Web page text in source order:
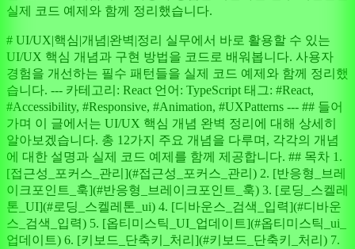
실제 코드 예제와 함께 정리했습니다.
# UI/UX|핵심|개념|완벽|정리 실무에서 바로 활용할 수 있는
UI/UX 핵심 개념과 구현 방법을 코드로 배워봅니다. 사용자
경험을 개선하는 필수 패턴들을 실제 코드 예제와 함께 정리했
습니다. --- 카테고리: React 언어: TypeScript 태그: #React,
#Accessibility, #Responsive, #Animation, #UXPatterns --- ## 들어
가며 이 글에서는 UI/UX 핵심 개념 완벽 정리에 대해 상세히
알아보겠습니다. 총 12가지 주요 개념을 다루며, 각각의 개념
에 대한 설명과 실제 코드 예제를 함께 제공합니다. ## 목차 1.
[접근성_포커스_관리](#접근성_포커스_관리) 2. [반응형_브레
이크포인트_훅](#반응형_브레이크포인트_훅) 3. [로딩_스켈레
톤_UI](#로딩_스켈레톤_ui) 4. [디바운스_검색_입력](#디바운
스_검색_입력) 5. [옵티미스틱_UI_업데이트](#옵티미스틱_ui_
업데이트) 6. [키보드_단축키_처리](#키보드_단축키_처리) 7.